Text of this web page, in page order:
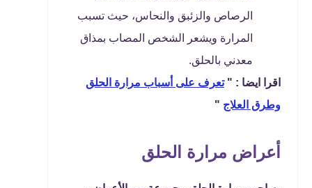
الرصاص والزئبق والنحاس، حيث تسبب
المرارة ويشعر الشخص المصاب بمذاق
معدني بالحلق.
اقرا ايضا : "تعرف على أسباب مرارة الحلق
وطرق العلاج "
أعراض مرارة الحلق